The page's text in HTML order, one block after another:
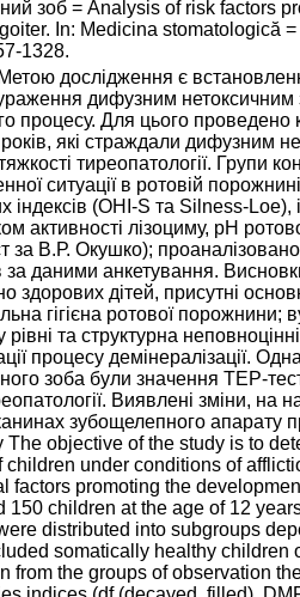
зоб = Analysis of risk factors
In: Medicina stomatologică
1328.
дослідження є
дифузним нетоксичним
процесу. Для цього проведено
які страждали дифузним
тиреопатології. Групи
ситуації в ротовій
індексів (OHI-S та Silness-
активності лізоциму, рН
за В.Р. Окушко);
за даними анкетування.
здорових дітей, присутні
гігієна ротової
рівні та структурна
процесу демінералізації.
зоба були значення ТЕР-
Виявлені зміни, на
зубощелепного апарату
The objective of the study is to
children under conditions of
factors promoting the
150 children at the age of 12
distributed into subgroups
somatically healthy children
from the groups of observation